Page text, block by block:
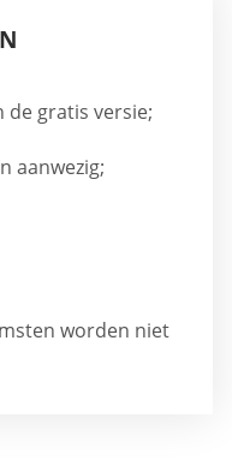
gratis versie;
aanwezig;
worden niet